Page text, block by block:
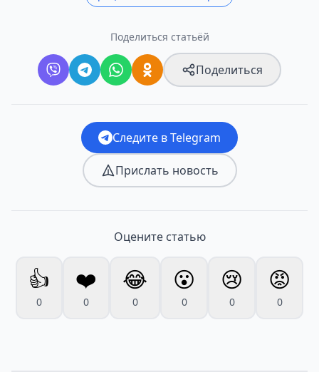
Поделиться статьёй
Поделиться
Следите в Telegram
Прислать новость
Оцените статью
👍
0
❤️
0
😂
0
😮
0
😢
0
😡
0